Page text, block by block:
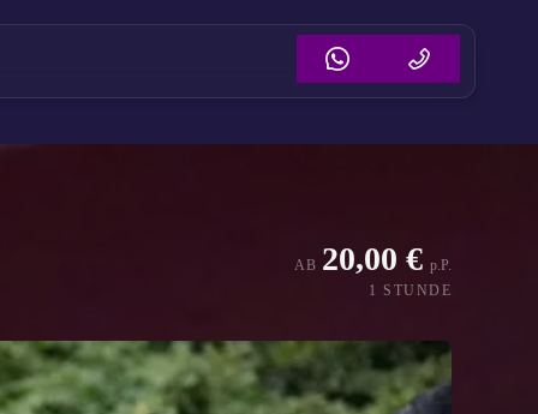
AB 20,00 € p.P.
1 STUNDE